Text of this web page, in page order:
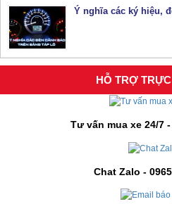
Ý nghĩa các ký hiệu,
HỖ TRỢ
Tư vấn mua xe 24/7 -
Chat Zalo -